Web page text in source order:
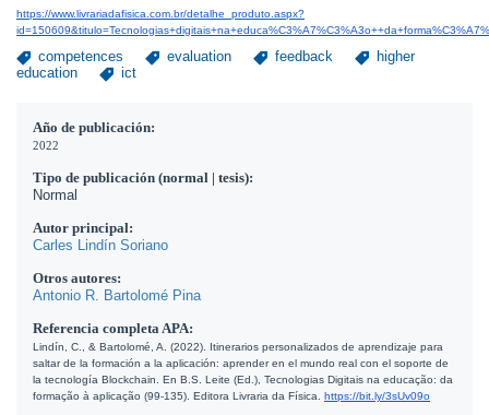
https://www.livrariadafisica.com.br/detalhe_produto.aspx?
competences evaluation feedback
higher
education
ict
Año de publicación:
2022
Tipo de publicación (normal | tesis):
Normal
Autor principal:
Carles Lindín Soriano
Otros autores:
Antonio R. Bartolomé Pina
Referencia completa APA:
Lindín, C., & Bartolomé, A. (2022). Itinerarios personalizados de aprendizaje para
saltar de la formación a la aplicación: aprender en el mundo real con el soporte de
la tecnología Blockchain. En B.S. Leite (Ed.), Tecnologias Digitais na educação: da
formação à aplicação (99-135). Editora Livraria da Física. https://bit.ly/3sUv09o